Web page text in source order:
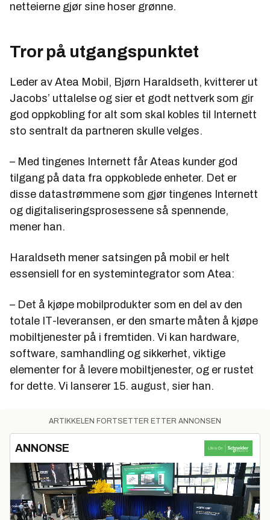
netteierne gjør sine hoser grønne.
Tror på utgangspunktet
Leder av Atea Mobil, Bjørn Haraldseth, kvitterer ut
Jacobs’ uttalelse og sier et godt nettverk som gir
god oppkobling for alt som skal kobles til Internett
sto sentralt da partneren skulle velges.
– Med tingenes Internett får Ateas kunder god
tilgang på data fra oppkoblede enheter. Det er
disse datastrømmene som gjør tingenes Internett
og digitaliseringsprosessene så spennende,
mener han.
Haraldseth mener satsingen på mobil er helt
essensiell for en systemintegrator som Atea:
– Det å kjøpe mobilprodukter som en del av den
totale IT-leveransen, er den smarte måten å kjøpe
mobiltjenester på i fremtiden. Vi kan hardware,
software, samhandling og sikkerhet, viktige
elementer for å levere mobiltjenester, og er rustet
for dette. Vi lanserer 15. august, sier han.
ARTIKKELEN FORTSETTER ETTER ANNONSEN
ANNONSE